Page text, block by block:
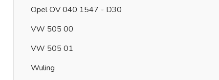
Opel OV 040 1547 - D30
VW 505 00
VW 505 01
Wuling